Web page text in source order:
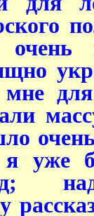
для
я уже